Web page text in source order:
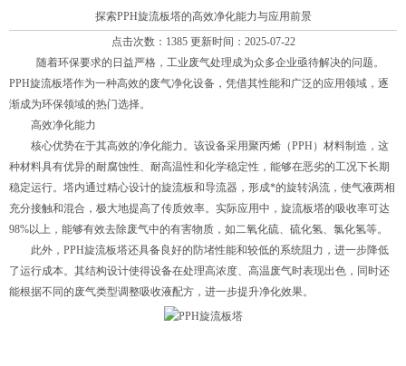
探索PPH旋流板塔的高效净化能力与应用前景
点击次数：1385 更新时间：2025-07-22
随着环保要求的日益严格，工业废气处理成为众多企业亟待解决的问题。
PPH旋流板塔作为一种高效的废气净化设备，凭借其性能和广泛的应用领域，逐
渐成为环保领域的热门选择。
高效净化能力
核心优势在于其高效的净化能力。该设备采用聚丙烯（PPH）材料制造，这
种材料具有优异的耐腐蚀性、耐高温性和化学稳定性，能够在恶劣的工况下长期
稳定运行。塔内通过精心设计的旋流板和导流器，形成*的旋转涡流，使气液两相
充分接触和混合，极大地提高了传质效率。实际应用中，旋流板塔的吸收率可达
98%以上，能够有效去除废气中的有害物质，如二氧化硫、硫化氢、氯化氢等。
此外，PPH旋流板塔还具备良好的防堵性能和较低的系统阻力，进一步降低
了运行成本。其结构设计使得设备在处理高浓度、高温废气时表现出色，同时还
能根据不同的废气类型调整吸收液配方，进一步提升净化效果。